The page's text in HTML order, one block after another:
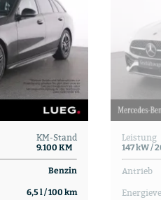
KM-Stand
9.100 KM
Benzin
6,5 l / 100 km
Leistung
147 kW /
Antrieb